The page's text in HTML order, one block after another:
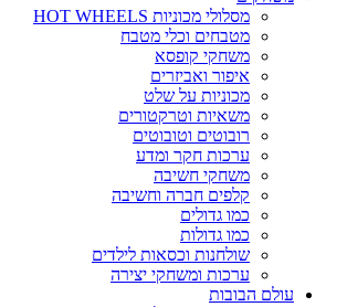
מסלולי מכוניות HOT WHEELS
מטבחים וכלי מטבח
משחקי קופסא
איפור ואביזרים
מכוניות על שלט
משאיות וטרקטורים
רובוטים וטובוטים
ערכות חקר ומדע
משחקי חשיבה
קלפים חברה וחשיבה
כמו גדולים
כמו גדולות
שולחנות וכסאות לילדים
ערכות ומשחקי יצירה
עולם הבובות